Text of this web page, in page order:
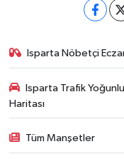
Isparta Nöbetçi
Isparta Trafik
Haritası
Tüm Manşetler